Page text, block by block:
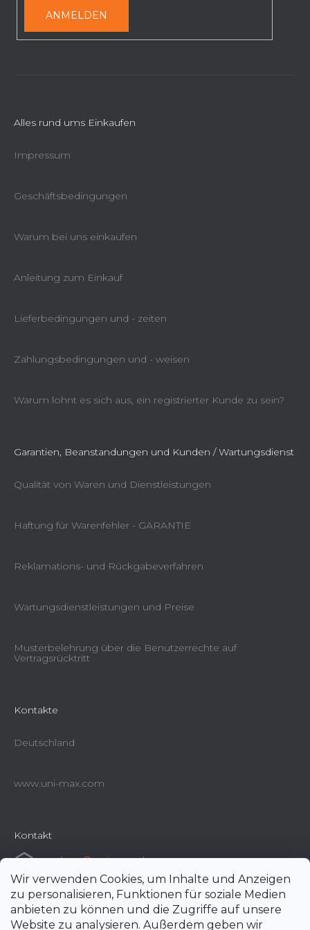
Wir verwenden Cookies, um Inhalte und Anzeigen
zu personalisieren, Funktionen für soziale Medien
anbieten zu können und die Zugriffe auf unsere
Website zu analysieren. Außerdem geben wir
ANMELDEN
Alles rund ums Einkaufen
Impressum
Geschäftsbedingungen
Warum bei uns einkaufen
Anleitung zum Einkauf
Lieferbedingungen und - zeiten
Zahlungsbedingungen und - weisen
Warum lohnt es sich aus, ein registrierter Kunde zu sein?
Garantien, Beanstandungen und Kunden / Wartungsdienst
Qualität von Waren und Dienstleistungen
Haftung für Warenfehler - GARANTIE
Reklamations- und Rückgabeverfahren
Wartungsdienstleistungen und Preise
Musterbelehrung über die Benutzerrechte auf
Vertragsrücktritt
Kontakte
Deutschland
www.uni-max.com
Kontakt
e-shop@uni-max.de
+420 266 190 190